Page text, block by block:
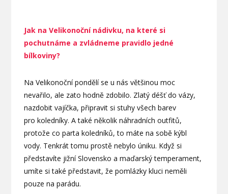
Jak na Velikonoční nádivku, na které si
pochutnáme a zvládneme pravidlo jedné
bílkoviny?
Na Velikonoční pondělí se u nás většinou moc
nevařilo, ale zato hodně zdobilo. Zlatý déšť do vázy,
nazdobit vajíčka, připravit si stuhy všech barev
pro koledníky. A také několik náhradních outfitů,
protože co parta koledníků, to máte na sobě kýbl
vody. Tenkrát tomu prostě nebylo úniku. Když si
představíte jižní Slovensko a maďarský temperament,
umíte si také představit, že pomlázky kluci neměli
pouze na parádu.